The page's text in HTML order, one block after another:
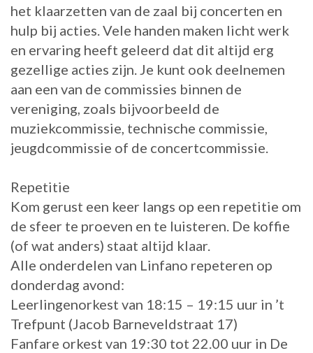
het klaarzetten van de zaal bij concerten en
hulp bij acties. Vele handen maken licht werk
en ervaring heeft geleerd dat dit altijd erg
gezellige acties zijn. Je kunt ook deelnemen
aan een van de commissies binnen de
vereniging, zoals bijvoorbeeld de
muziekcommissie, technische commissie,
jeugdcommissie of de concertcommissie.
Repetitie
Kom gerust een keer langs op een repetitie om
de sfeer te proeven en te luisteren. De koffie
(of wat anders) staat altijd klaar.
Alle onderdelen van Linfano repeteren op
donderdag avond:
Leerlingenorkest van 18:15 – 19:15 uur in ’t
Trefpunt (Jacob Barneveldstraat 17)
Fanfare orkest van 19:30 tot 22.00 uur in De